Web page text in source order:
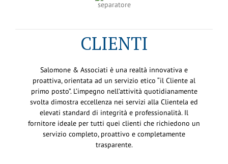
CLIENTI
Salomone & Associati è una realtà innovativa e
proattiva, orientata ad un servizio etico “il Cliente al
primo posto”. L’impegno nell’attività quotidianamente
svolta dimostra eccellenza nei servizi alla Clientela ed
elevati standard di integrità e professionalità. Il
fornitore ideale per tutti quei clienti che richiedono un
servizio completo, proattivo e completamente
trasparente.